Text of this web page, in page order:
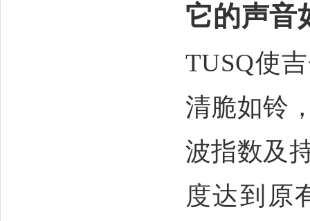
它的声音
TUSQ使
清脆如铃
波指数及
度达到原